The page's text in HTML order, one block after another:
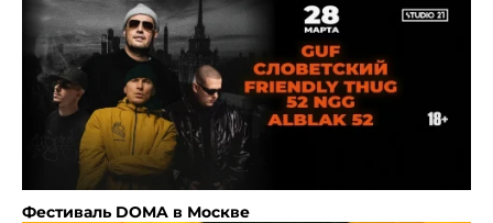
Фестиваль DOMA в Москве